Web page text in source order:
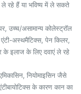
ले रहे हैं या भविष्य में ले सकते
उच्च/असामान्य कोलेस्ट्रॉल
अस्थमैटिक्स, पेन किलर,
के इलाज के लिए दवाएं ले रहे
नियोमाइसिन जैसे
के कारण कान का